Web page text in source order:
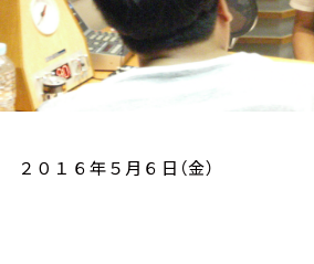
会社情報
２０１６年５月６日（金）